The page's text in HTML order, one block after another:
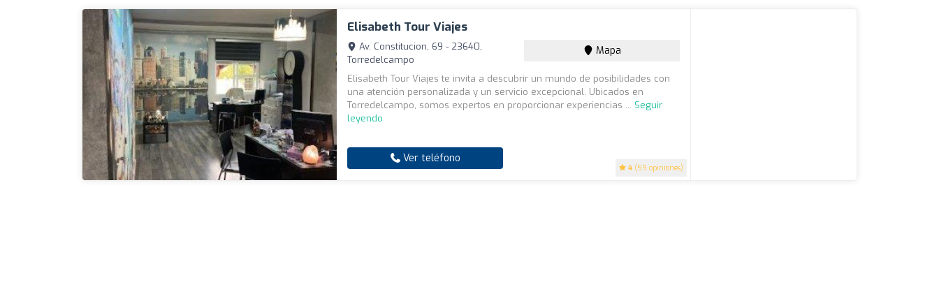
Elisabeth Tour Viajes
4 (59 opiniones)
Av. Constitucion, 69 - 23640,
Torredelcampo
Mapa
Elisabeth Tour Viajes te invita a descubrir un mundo de posibilidades con
una atención personalizada y un servicio excepcional. Ubicados en
Torredelcampo, somos expertos en proporcionar experiencias ... Seguir
leyendo
Ver teléfono